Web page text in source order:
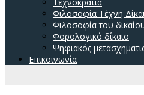
Φιλοσοφία Τέχνη
Φιλοσοφία του
Φορολογικό δίκαιο
Ψηφιακός
Επικοινωνία